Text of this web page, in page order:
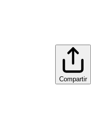
Compartir